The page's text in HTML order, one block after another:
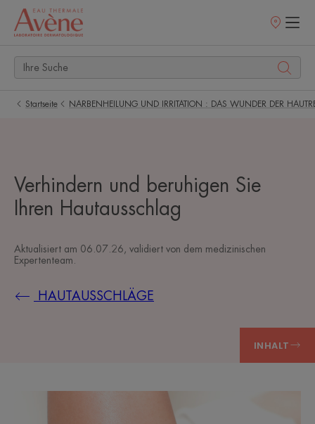
Startseite NARBENHEILUNG UND IRRITATION : DAS WUNDER DER
Verhindern und beruhigen Sie
Ihren Hautausschlag
Aktualisiert am 06.07.26 , validiert von dem medizinischen
Expertenteam
HAUTAUSSCHLÄGE
INHALT